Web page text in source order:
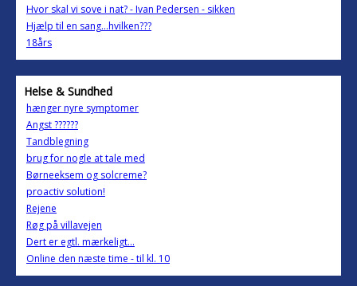
Hvor skal vi sove i nat? - Ivan Pedersen - sikken
Hjælp til en sang...hvilken???
18års
Helse & Sundhed
hænger nyre symptomer
Angst ??????
Tandblegning
brug for nogle at tale med
Børneeksem og solcreme?
proactiv solution!
Rejene
Røg på villavejen
Dert er egtl. mærkeligt...
Online den næste time - til kl. 10